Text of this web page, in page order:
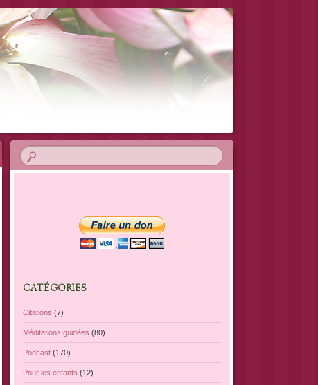
CATÉGORIES
Citations (7)
Méditations guidées (80)
Podcast (170)
Pour les enfants (12)